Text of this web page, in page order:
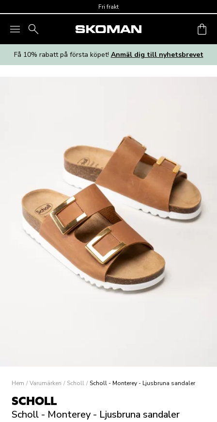
Fri frakt
Få 10% rabatt på första köpet! Anmäl dig till nyhetsbrevet
Hem / Varumärken / Scholl / Scholl - Monterey - Ljusbruna sandaler
SCHOLL
Scholl - Monterey - Ljusbruna sandaler